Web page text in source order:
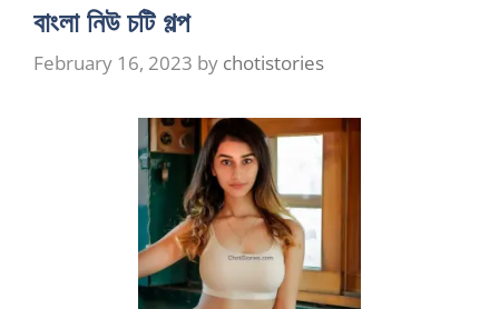
বাংলা নিউ চটি গল্প
February 16, 2023 by chotistories